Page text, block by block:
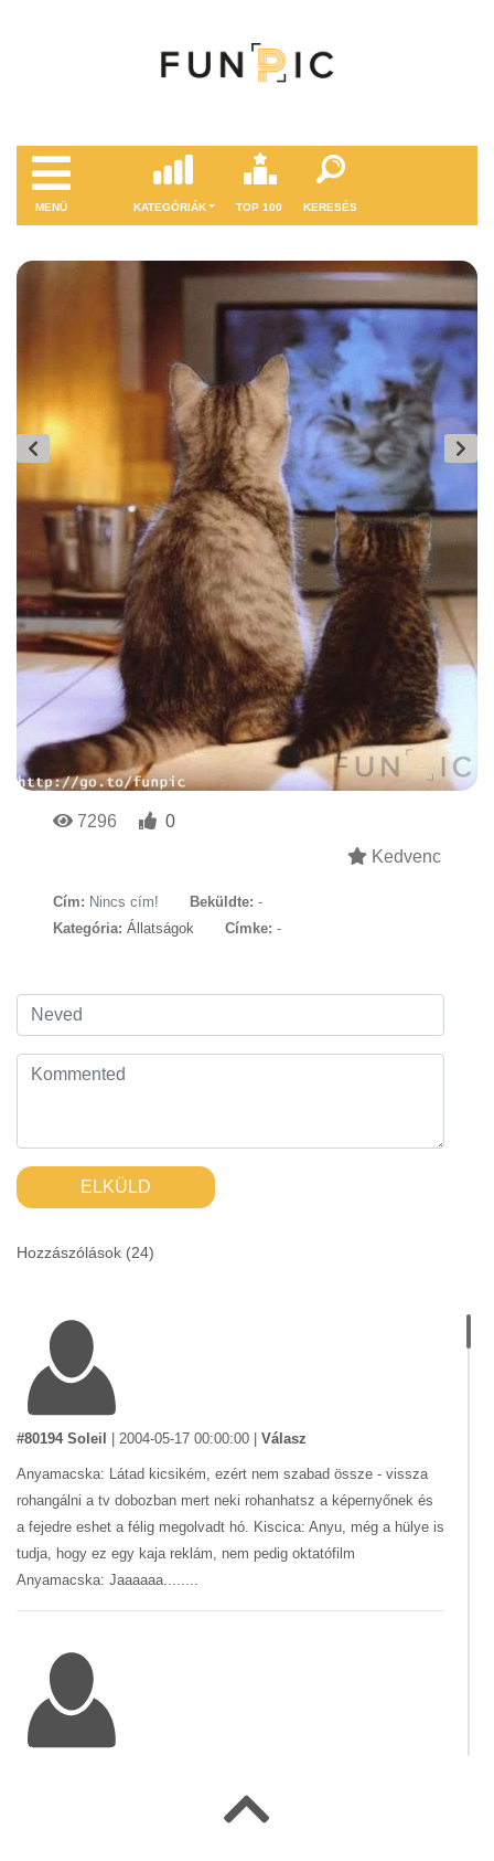
MENÜ KATEGÓRIÁK TOP 100 KERESÉS
7296
0
Kedvenc
Cím: Nincs cím! Beküldte: -
Kategória: Állatságok Címke: -
ELKÜLD
Hozzászólások (24)
#80194 Soleil 2004-05-17 00:00:00 Válasz
Anyamacska: Látad kicsikém, ezért nem szabad össze - vissza
rohangálni a tv dobozban mert neki rohanhatsz a képernyőnek és
a fejedre eshet a félig megolvadt hó. Kiscica: Anyu, még a hülye is
tudja, hogy ez egy kaja reklám, nem pedig oktatófilm
Anyamacska: Jaaaaaa........
Egyszerűen imádni valóak!Mama+Pindurka+Papa.Teljes a családi